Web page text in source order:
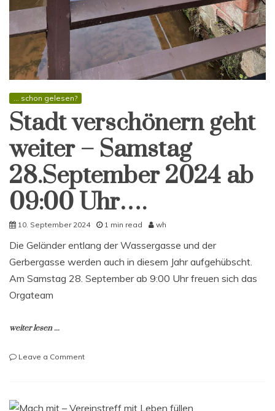
... schon gelesen?
Stadt verschönern geht
weiter – Samstag
28.September 2024 ab
09:00 Uhr….
10. September 2024 1 min read wh
Die Geländer entlang der Wassergasse und der
Gerbergasse werden auch in diesem Jahr aufgehübscht.
Am Samstag 28. September ab 9:00 Uhr freuen sich das
Orgateam
weiter lesen ...
Leave a Commenton
weiter